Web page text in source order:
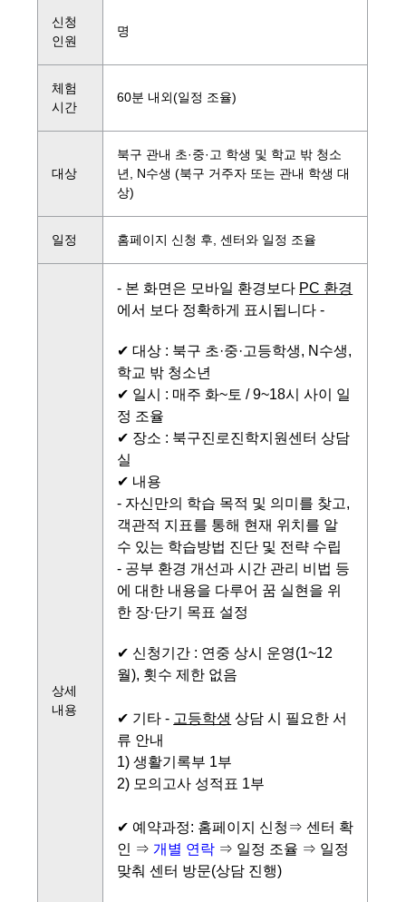
신청
인원
명
체험
시간
60분 내외(일정 조율)
대상
북구 관내 초·중·고 학생 및 학교 밖 청소
년, N수생 (북구 거주자 또는 관내 학생 대
상)
일정 홈페이지 신청 후, 센터와 일정 조율
상세
내용
- 본 화면은 모바일 환경보다 PC 환경
에서 보다 정확하게 표시됩니다 -
✔ 대상 : 북구 초·중·고등학생, N수생,
학교 밖 청소년
✔ 일시 : 매주 화~토 / 9~18시 사이 일
정 조율
✔ 장소 : 북구진로진학지원센터 상담
실
✔ 내용
- 자신만의 학습 목적 및 의미를 찾고,
객관적 지표를 통해 현재 위치를 알
수 있는 학습방법 진단 및 전략 수립
- 공부 환경 개선과 시간 관리 비법 등
에 대한 내용을 다루어 꿈 실현을 위
한 장·단기 목표 설정
✔ 신청기간 : 연중 상시 운영(1~12
월), 횟수 제한 없음
✔ 기타 - 고등학생 상담 시 필요한 서
류 안내
1) 생활기록부 1부
2) 모의고사 성적표 1부
✔ 예약과정: 홈페이지 신청⇒ 센터 확
인 ⇒개별 연락 ⇒ 일정 조율 ⇒ 일정
맞춰 센터 방문(상담 진행)